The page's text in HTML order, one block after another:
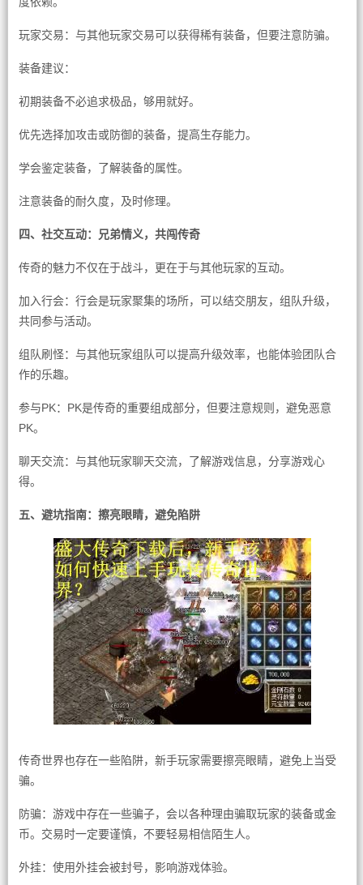
玩家交易：与其他玩家交易可以获得稀有装备，但要注意防骗。
装备建议：
初期装备不必追求极品，够用就好。
优先选择加攻击或防御的装备，提高生存能力。
学会鉴定装备，了解装备的属性。
注意装备的耐久度，及时修理。
四、社交互动：兄弟情义，共闯传奇
传奇的魅力不仅在于战斗，更在于与其他玩家的互动。
加入行会：行会是玩家聚集的场所，可以结交朋友，组队升级，
共同参与活动。
组队刷怪：与其他玩家组队可以提高升级效率，也能体验团队合
作的乐趣。
参与PK：PK是传奇的重要组成部分，但要注意规则，避免恶意
PK。
聊天交流：与其他玩家聊天交流，了解游戏信息，分享游戏心
得。
五、避坑指南：擦亮眼睛，避免陷阱
传奇世界也存在一些陷阱，新手玩家需要擦亮眼睛，避免上当受
骗。
防骗：游戏中存在一些骗子，会以各种理由骗取玩家的装备或金
币。交易时一定要谨慎，不要轻易相信陌生人。
外挂：使用外挂会被封号，影响游戏体验。